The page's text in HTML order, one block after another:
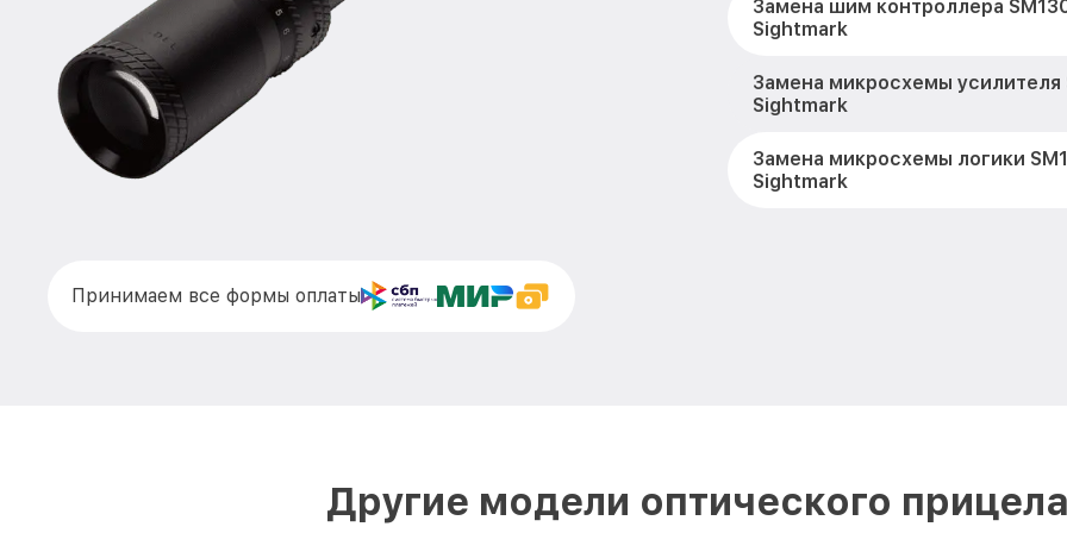
Замена шим контроллера
Sightmark
Замена микросхемы усилителя
Sightmark
Замена микросхемы логики
Sightmark
Ремонт оптики SM13039MR2
Принимаем все формы оплаты
Другие модели оптического